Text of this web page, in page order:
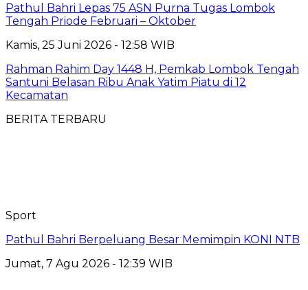
Pathul Bahri Lepas 75 ASN Purna Tugas Lombok
Tengah Priode Februari – Oktober
Kamis, 25 Juni 2026 - 12:58 WIB
Rahman Rahim Day 1448 H, Pemkab Lombok Tengah
Santuni Belasan Ribu Anak Yatim Piatu di 12
Kecamatan
BERITA TERBARU
Sport
Pathul Bahri Berpeluang Besar Memimpin KONI NTB
Jumat, 7 Agu 2026 - 12:39 WIB